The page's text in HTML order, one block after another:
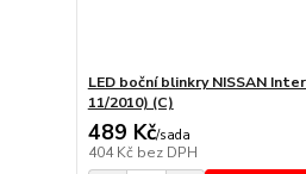
LED boční blinkry NISSAN
11/2010) (C)
489 Kč/sada
404 Kč bez DPH